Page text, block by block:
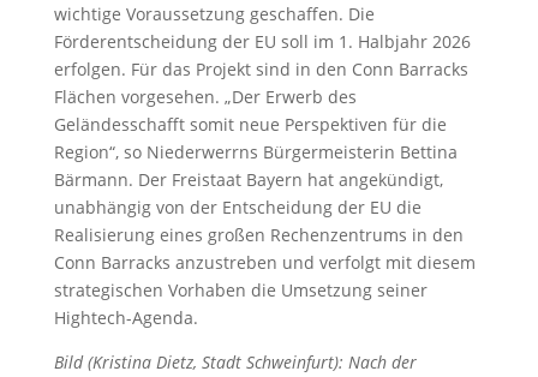
wichtige Voraussetzung geschaffen. Die
Förderentscheidung der EU soll im 1. Halbjahr 2026
erfolgen. Für das Projekt sind in den Conn Barracks
Flächen vorgesehen. „Der Erwerb des
Geländesschafft somit neue Perspektiven für die
Region“, so Niederwerrns Bürgermeisterin Bettina
Bärmann. Der Freistaat Bayern hat angekündigt,
unabhängig von der Entscheidung der EU die
Realisierung eines großen Rechenzentrums in den
Conn Barracks anzustreben und verfolgt mit diesem
strategischen Vorhaben die Umsetzung seiner
Hightech-Agenda.
Bild (Kristina Dietz, Stadt Schweinfurt): Nach der